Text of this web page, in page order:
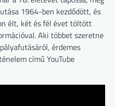
1964-ben kezdődött, és
élt, két és fél évet töltött
Aki többet szeretne
érdemes
című YouTube